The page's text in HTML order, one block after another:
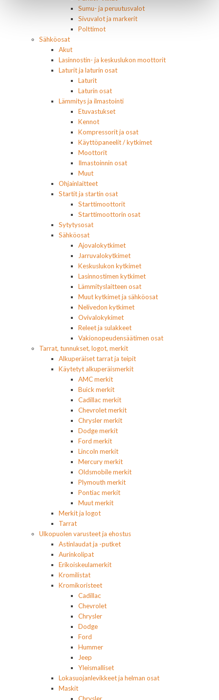
Sumu- ja peruutusvalot
Sivuvalot ja markerit
Polttimot
Sähköosat
Akut
Lasinnostin- ja keskuslukon moottorit
Laturit ja laturin osat
Laturit
Laturin osat
Lämmitys ja ilmastointi
Etuvastukset
Kennot
Kompressorit ja osat
Käyttöpaneelit / kytkimet
Moottorit
Ilmastoinnin osat
Muut
Ohjainlaitteet
Startit ja startin osat
Starttimoottorit
Starttimoottorin osat
Sytytysosat
Sähköosat
Ajovalokytkimet
Jarruvalokytkimet
Keskuslukon kytkimet
Lasinnostimen kytkimet
Lämmityslaitteen osat
Muut kytkimet ja sähköosat
Nelivedon kytkimet
Ovivalokykimet
Releet ja sulakkeet
Vakionopeudensäätimen osat
Tarrat, tunnukset, logot, merkit
Alkuperäiset tarrat ja teipit
Käytetyt alkuperäismerkit
AMC merkit
Buick merkit
Cadillac merkit
Chevrolet merkit
Chrysler merkit
Dodge merkit
Ford merkit
Lincoln merkit
Mercury merkit
Oldsmobile merkit
Plymouth merkit
Pontiac merkit
Muut merkit
Merkit ja logot
Tarrat
Ulkopuolen varusteet ja ehostus
Astinlaudat ja -putket
Aurinkolipat
Erikoiskeulamerkit
Kromilistat
Kromikoristeet
Cadillac
Chevrolet
Chrysler
Dodge
Ford
Hummer
Jeep
Yleismalliset
Lokasuojanlevikkeet ja helman osat
Maskit